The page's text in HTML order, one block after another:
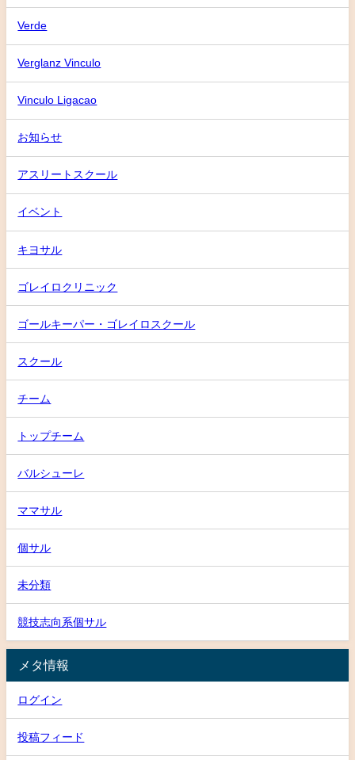
Verde
Verglanz Vinculo
Vinculo Ligacao
お知らせ
アスリートスクール
イベント
キヨサル
ゴレイロクリニック
ゴールキーパー・ゴレイロスクール
スクール
チーム
トップチーム
バルシューレ
ママサル
個サル
未分類
競技志向系個サル
メタ情報
ログイン
投稿フィード